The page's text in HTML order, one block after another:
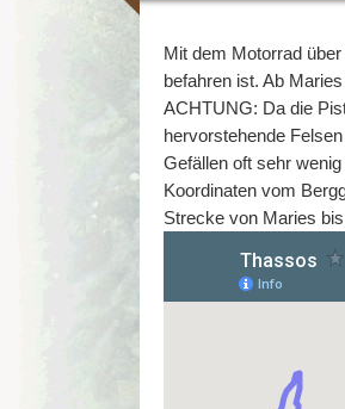
Mit dem Motorrad
befahren ist. Ab
ACHTUNG: Da die
hervorstehende
Gefällen oft sehr
Koordinaten vom
Strecke von Maries